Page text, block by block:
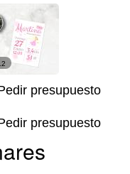
presupuesto
presupuesto